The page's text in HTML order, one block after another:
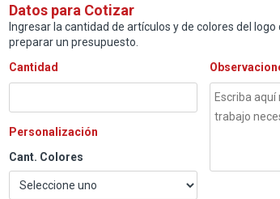
Datos para Cotizar
Ingresar la cantidad de artículos y de colores del
preparar un presupuesto.
Cantidad
Personalización
Cant. Colores